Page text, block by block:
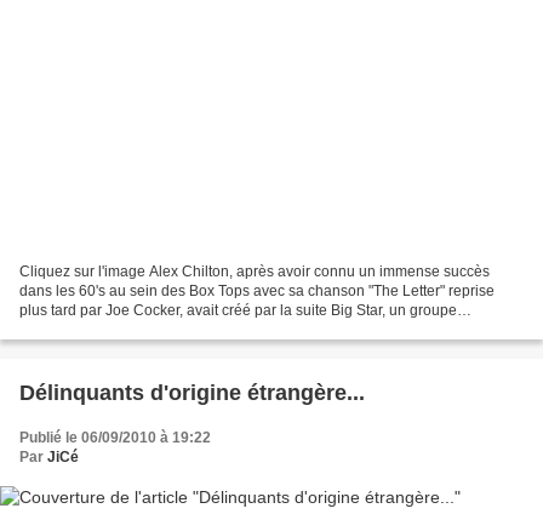
Cliquez sur l'image Alex Chilton, après avoir connu un immense succès
dans les 60's au sein des Box Tops avec sa chanson "The Letter" reprise
plus tard par Joe Cocker, avait créé par la suite Big Star, un groupe
Délinquants d'origine étrangère...
Publié le 06/09/2010 à 19:22
Par JiCé